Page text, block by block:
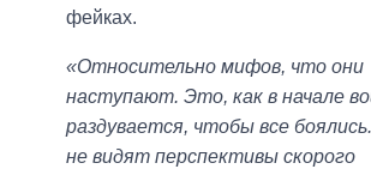
фейках.
«Относительно мифов, что они
наступают. Это, как в начале
раздувается, чтобы все
не видят перспективы скорого